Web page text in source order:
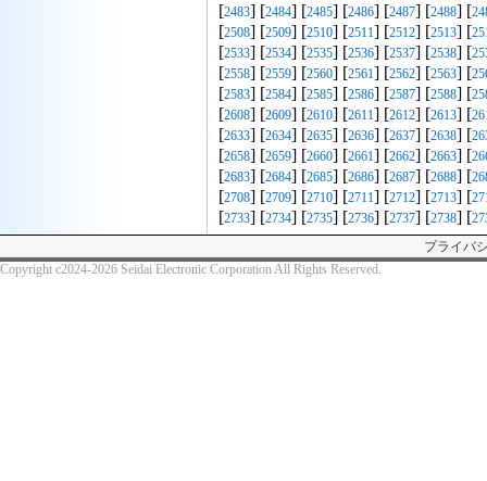
[2483] [2484] [2485] [2486] [2487] [2488] [
[2508] [2509] [2510] [2511] [2512] [2513] [
[2533] [2534] [2535] [2536] [2537] [2538] [
[2558] [2559] [2560] [2561] [2562] [2563] [
[2583] [2584] [2585] [2586] [2587] [2588] [
[2608] [2609] [2610] [2611] [2612] [2613] [
[2633] [2634] [2635] [2636] [2637] [2638] [
[2658] [2659] [2660] [2661] [2662] [2663] [
[2683] [2684] [2685] [2686] [2687] [2688] [
[2708] [2709] [2710] [2711] [2712] [2713] [
[2733] [2734] [2735] [2736] [2737] [2738] [
プライバ
Copyright c2024-2026 Seidai Electronic Corporation All Rights Reserved.